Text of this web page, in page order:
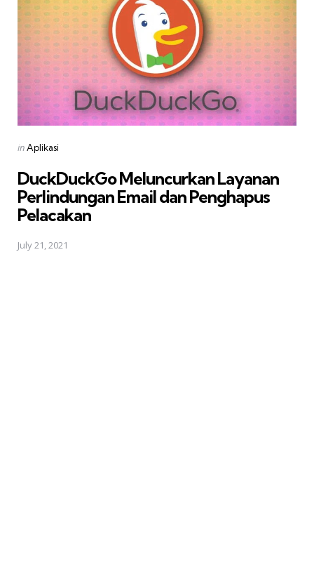
Posted
inAplikasi
DuckDuckGo Meluncurkan Layanan
Perlindungan Email dan Penghapus
Pelacakan
July 21, 2021